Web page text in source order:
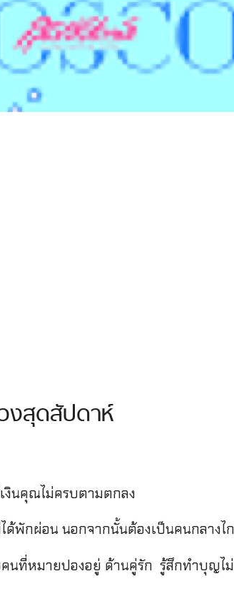
งสุดสัปดาห์
งินคุณไม่ครบตามตกลง
ด้พักผ่อน นอกจากนั้นต้องเป็นคนกลาง
นที่หมายปองอยู่ ด้านคู่รัก รู้สึกทำบุญไ